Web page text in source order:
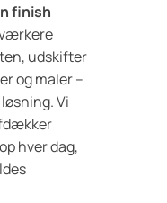
finish
udskifter
og maler –
Vi
hver dag,